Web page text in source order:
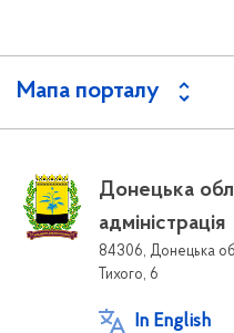
Мапа порталу
Донецька
адміністрація
84306, Донецька
Тихого, 6
In English